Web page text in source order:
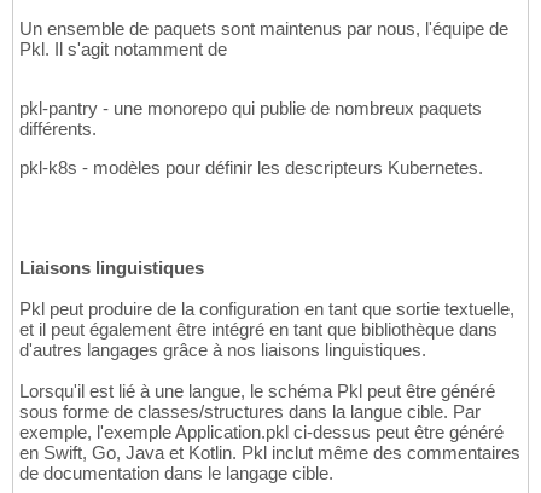
Un ensemble de paquets sont maintenus par nous, l'équipe de
Pkl. Il s'agit notamment de
pkl-pantry - une monorepo qui publie de nombreux paquets
différents.
pkl-k8s - modèles pour définir les descripteurs Kubernetes.
Liaisons linguistiques
Pkl peut produire de la configuration en tant que sortie textuelle,
et il peut également être intégré en tant que bibliothèque dans
d'autres langages grâce à nos liaisons linguistiques.
Lorsqu'il est lié à une langue, le schéma Pkl peut être généré
sous forme de classes/structures dans la langue cible. Par
exemple, l'exemple Application.pkl ci-dessus peut être généré
en Swift, Go, Java et Kotlin. Pkl inclut même des commentaires
de documentation dans le langage cible.